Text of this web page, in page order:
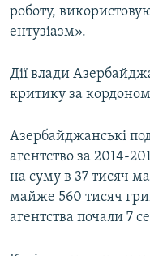
роботу,
ентузіазм».
Дії влади
критику за кордоном
Азербайджанські
агентство за 2014-
на суму в 37 тисяч
майже 560 тисяч
агентства почали 7